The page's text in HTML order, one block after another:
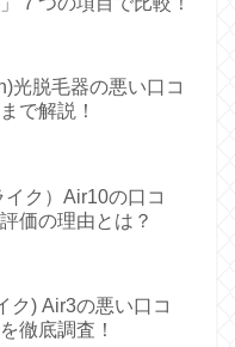
光脱毛器の悪い口コ
で解説！
ク）Air10の口コ
価の理由とは？
ク) Air3の悪い口コ
徹底調査！